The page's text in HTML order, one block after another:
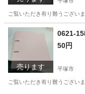
ご覧いただき有り難うござい
神奈川 平塚市
売ります
0621-
50円
平塚市
ご覧いただき有り難うござい